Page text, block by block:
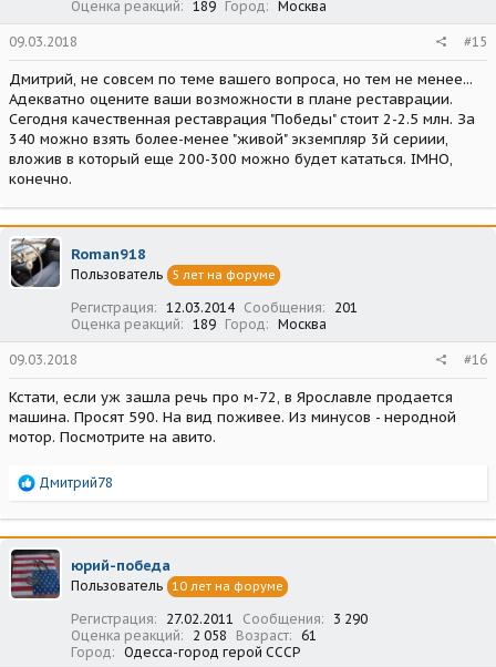
Оценка реакций 189 Город Москва
09.03.2018 #15
Дмитрий, не совсем по теме вашего вопроса, но тем не менее...
Адекватно оцените ваши возможности в плане реставрации.
Сегодня качественная реставрация "Победы" стоит 2-2.5 млн. За
340 можно взять более-менее "живой" экземпляр 3й сериии,
вложив в который еще 200-300 можно будет кататься. IMHO,
конечно.
Roman918
Пользователь 5 лет на форуме
Регистрация 12.03.2014 Сообщения
201
Оценка реакций
189 Город Москва
09.03.2018 #16
Кстати, если уж зашла речь про м-72, в Ярославле продается
машина. Просят 590. На вид поживее. Из минусов - неродной
мотор. Посмотрите на авито.
Р
а
к
ц
и
и
Дмитрий78
юрий-победа
Пользователь 10 лет на форуме
Регистрация 27.02.2011 Сообщения
3 290
Оценка реакций
2 058 Возраст
61
Город
Одесса-город герой СССР